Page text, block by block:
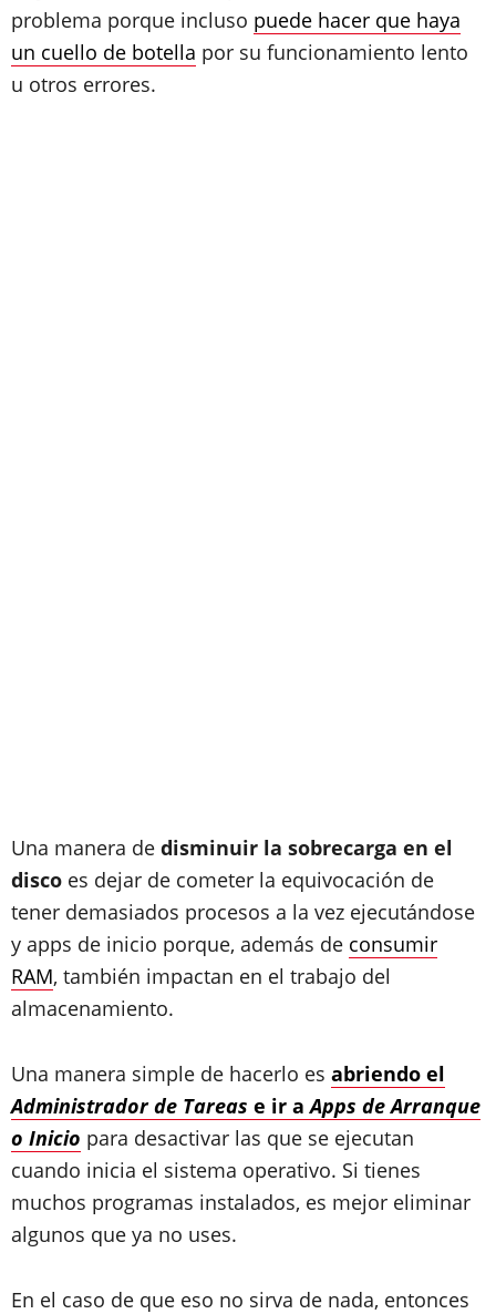
problema porque incluso puede hacer que haya
un cuello de botella por su funcionamiento lento
u otros errores.
Una manera de disminuir la sobrecarga en el
disco es dejar de cometer la equivocación de
tener demasiados procesos a la vez ejecutándose
y apps de inicio porque, además de consumir
RAM, también impactan en el trabajo del
almacenamiento.
Una manera simple de hacerlo es abriendo el
Administrador de Tareas e ir aApps de Arranque
o Inicio para desactivar las que se ejecutan
cuando inicia el sistema operativo. Si tienes
muchos programas instalados, es mejor eliminar
algunos que ya no uses.
En el caso de que eso no sirva de nada, entonces